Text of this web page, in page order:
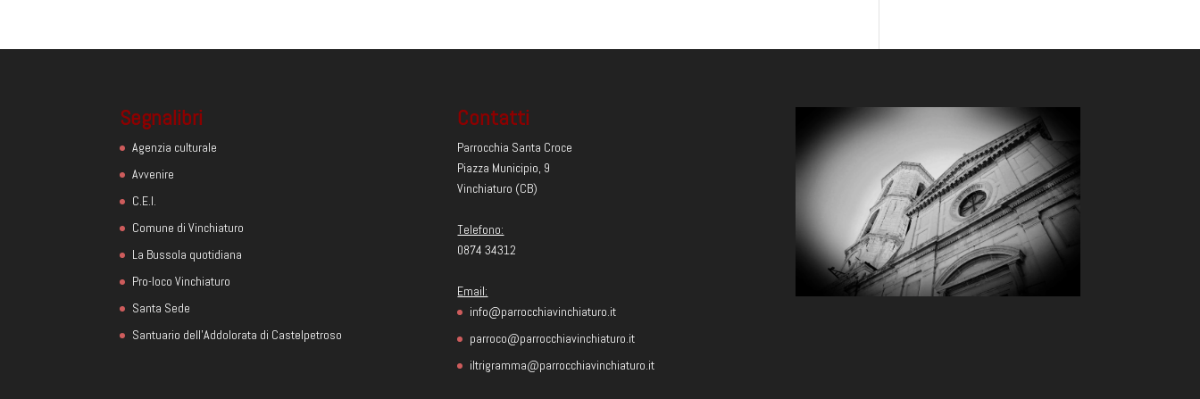
Segnalibri
Agenzia culturale
Avvenire
C.E.I.
Comune di Vinchiaturo
La Bussola quotidiana
Pro-loco Vinchiaturo
Santa Sede
Santuario dell'Addolorata di Castelpetroso
Contatti
Parrocchia Santa Croce
Piazza Municipio, 9
Vinchiaturo (CB)
Telefono:
0874 34312
Email:
info@parrocchiavinchiaturo.it
parroco@parrocchiavinchiaturo.it
iltrigramma@parrocchiavinchiaturo.it